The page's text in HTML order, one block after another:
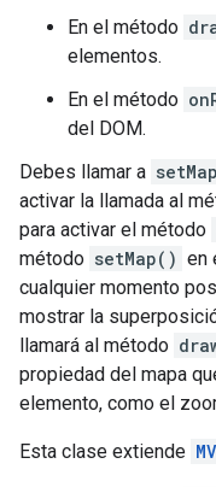
En el método
elementos.
En el método
del DOM.
Debes llamar a
activar la llamada al
para activar el método
método setMap() en
cualquier momento
mostrar la
llamará al método
propiedad del mapa
elemento, como el
Esta clase extiende